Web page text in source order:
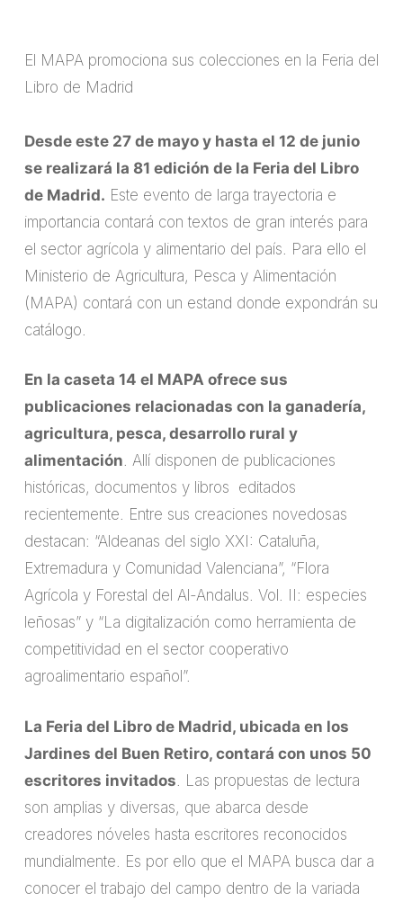
El MAPA promociona sus colecciones en la Feria del
Libro de Madrid
Desde este 27 de mayo y hasta el 12 de junio
se realizará la 81 edición de la Feria del Libro
de Madrid. Este evento de larga trayectoria e
importancia contará con textos de gran interés para
el sector agrícola y alimentario del país. Para ello el
Ministerio de Agricultura, Pesca y Alimentación
(MAPA) contará con un estand donde expondrán su
catálogo.
En la caseta 14 el MAPA ofrece sus
publicaciones relacionadas con la ganadería,
agricultura, pesca, desarrollo rural y
alimentación. Allí disponen de publicaciones
históricas, documentos y libros editados
recientemente. Entre sus creaciones novedosas
destacan: “Aldeanas del siglo XXI: Cataluña,
Extremadura y Comunidad Valenciana”, “Flora
Agrícola y Forestal del Al-Andalus. Vol. II: especies
leñosas” y “La digitalización como herramienta de
competitividad en el sector cooperativo
agroalimentario español”.
La Feria del Libro de Madrid, ubicada en los
Jardines del Buen Retiro, contará con unos 50
escritores invitados . Las propuestas de lectura
son amplias y diversas, que abarca desde
creadores nóveles hasta escritores reconocidos
mundialmente. Es por ello que el MAPA busca dar a
conocer el trabajo del campo dentro de la variada